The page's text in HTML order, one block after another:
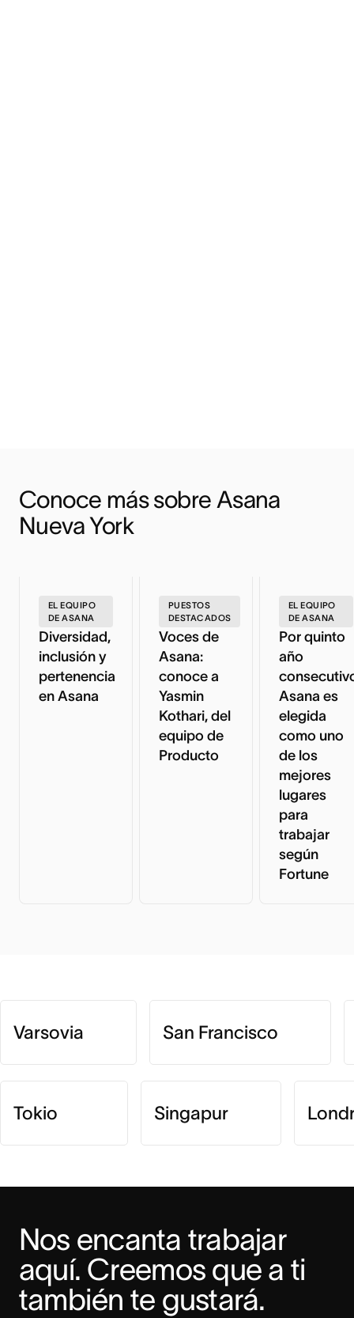
Conoce más sobre Asana
Nueva York
EL EQUIPO
DE ASANA
Diversidad,
inclusión y
pertenencia
en Asana
PUESTOS
DESTACADOS
Voces de
Asana:
conoce a
Yasmin
Kothari, del
equipo de
Producto
EL EQUIPO
DE ASANA
Por quinto
año
Asana es
elegida
como uno
de los
mejores
lugares
para
trabajar
según
Fortune
Varsovia San Francisco
Tokio Singapur
Nos encanta trabajar
aquí. Creemos que a ti
también te gustará.